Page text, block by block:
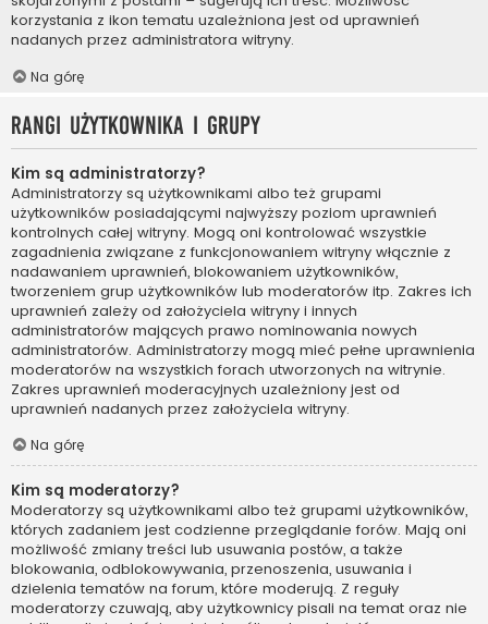
korzystania z ikon tematu uzależniona jest od uprawnień
nadanych przez administratora witryny.
Na górę
Rangi użytkownika i grupy
Kim są administratorzy?
Administratorzy są użytkownikami albo też grupami
użytkowników posiadającymi najwyższy poziom uprawnień
kontrolnych całej witryny. Mogą oni kontrolować wszystkie
zagadnienia związane z funkcjonowaniem witryny włącznie z
nadawaniem uprawnień, blokowaniem użytkowników,
tworzeniem grup użytkowników lub moderatorów itp. Zakres ich
uprawnień zależy od założyciela witryny i innych
administratorów mających prawo nominowania nowych
administratorów. Administratorzy mogą mieć pełne uprawnienia
moderatorów na wszystkich forach utworzonych na witrynie.
Zakres uprawnień moderacyjnych uzależniony jest od
uprawnień nadanych przez założyciela witryny.
Na górę
Kim są moderatorzy?
Moderatorzy są użytkownikami albo też grupami użytkowników,
których zadaniem jest codzienne przeglądanie forów. Mają oni
możliwość zmiany treści lub usuwania postów, a także
blokowania, odblokowywania, przenoszenia, usuwania i
dzielenia tematów na forum, które moderują. Z reguły
moderatorzy czuwają, aby użytkownicy pisali na temat oraz nie